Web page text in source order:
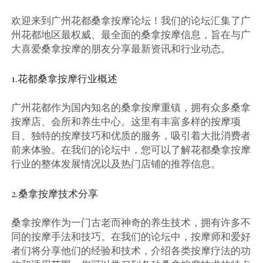
欢迎来到广州花都桑拿按摩论坛！我们的论坛汇集了广
州花都地区最权威、最全面的桑拿按摩信息，旨在与广
大喜爱桑拿按摩的朋友分享最新资讯和行业动态。
1.花都桑拿按摩行业概述
广州花都作为国内知名的桑拿按摩重镇，拥有众多桑拿
按摩店、会所和养生中心。这里有丰富多样的按摩项
目、独特的按摩技巧和优质的服务，吸引着大批消费者
前来体验。在我们的论坛中，您可以了解花都桑拿按摩
行业的整体发展情况以及热门店铺的推荐信息。
2.桑拿按摩技术分享
桑拿按摩作为一门古老而神奇的养生技术，拥有许多不
同的按摩手法和技巧。在我们的论坛中，按摩师和爱好
者们将分享他们的经验和技术，介绍各类按摩疗法的功